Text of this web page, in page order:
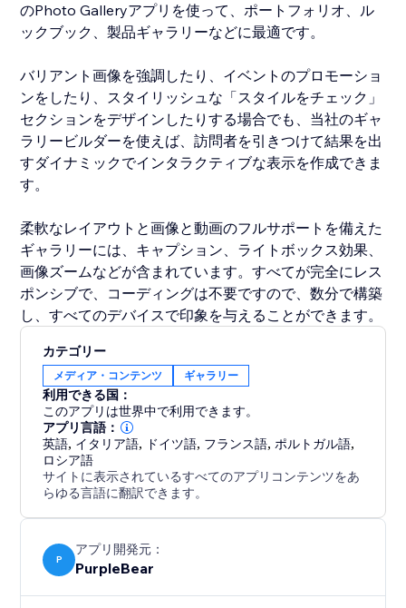
のPhoto Galleryアプリを使って、ポートフォリオ、ル
ックブック、製品ギャラリーなどに最適です。
バリアント画像を強調したり、イベントのプロモーショ
ンをしたり、スタイリッシュな「スタイルをチェック」
セクションをデザインしたりする場合でも、当社のギャ
ラリービルダーを使えば、訪問者を引きつけて結果を出
すダイナミックでインタラクティブな表示を作成できま
す。
柔軟なレイアウトと画像と動画のフルサポートを備えた
ギャラリーには、キャプション、ライトボックス効果、
画像ズームなどが含まれています。すべてが完全にレス
ポンシブで、コーディングは不要ですので、数分で構築
し、すべてのデバイスで印象を与えることができます。
カテゴリー
メディア・コンテンツ ギャラリー
利用できる国：
このアプリは世界中で利用できます。
アプリ言語：
英語, イタリア語, ドイツ語, フランス語, ポルトガル語,
ロシア語
サイトに表示されているすべてのアプリコンテンツをあ
らゆる言語に翻訳できます。
P
アプリ開発元：
PurpleBear